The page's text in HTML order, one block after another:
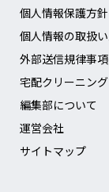
個人情報保護方針
個人情報の取扱
外部送信規律事
宅配クリーニン
編集部について
運営会社
サイトマップ